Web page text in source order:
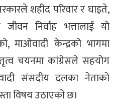
शहीद परिवार र घाइते,
निर्वाह भत्तालाई यो
माओवादी केन्द्रको भागमा
चयनमा कांग्रेसले सहयोग
संसदीय दलका नेताको
विषय उठाएको छ।